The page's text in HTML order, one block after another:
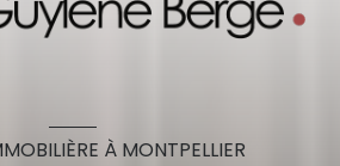
À MONTPELLIER